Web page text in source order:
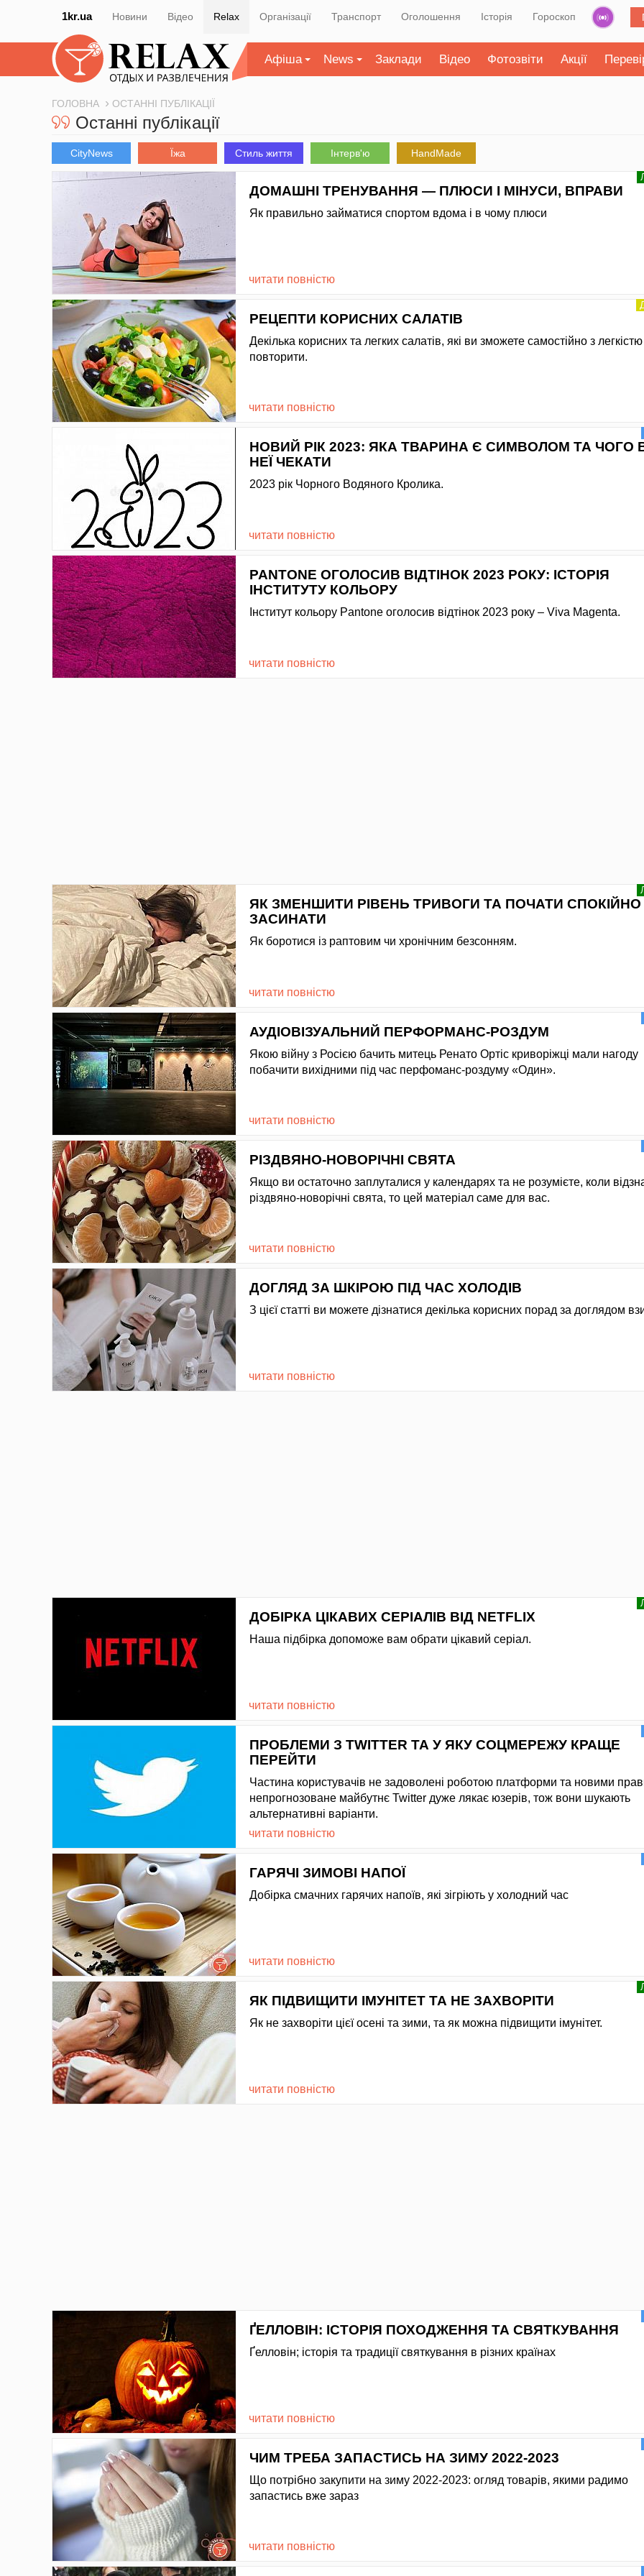
1kr.ua Новини Відео Relax Організації Транспорт Оголошення Історія Гороскоп
Афіша News Заклади Відео Фотозвіти Акції
ГОЛОВНА ОСТАННІ ПУБЛІКАЦІЇ
Останні публікації
CityNews Їжа Стиль життя Інтерв'ю HandMade
ДОМАШНІ ТРЕНУВАННЯ — ПЛЮСИ І МІНУСИ, ВПРАВИ
Як правильно займатися спортом вдома і в чому плюси
читати повністю
РЕЦЕПТИ КОРИСНИХ САЛАТІВ
Декілька корисних та легких салатів, які ви зможете самостійно з легкістю
повторити.
читати повністю
НОВИЙ РІК 2023: ЯКА ТВАРИНА Є СИМВОЛОМ ТА ЧОГО
НЕЇ ЧЕКАТИ
2023 рік Чорного Водяного Кролика.
читати повністю
PANTONE ОГОЛОСИВ ВІДТІНОК 2023 РОКУ: ІСТОРІЯ
ІНСТИТУТУ КОЛЬОРУ
Інститут кольору Pantone оголосив відтінок 2023 року – Viva Magenta.
читати повністю
ЯК ЗМЕНШИТИ РІВЕНЬ ТРИВОГИ ТА ПОЧАТИ СПОКІЙНО
ЗАСИНАТИ
Як боротися із раптовим чи хронічним безсонням.
читати повністю
АУДІОВІЗУАЛЬНИЙ ПЕРФОРМАНС-РОЗДУМ
Якою війну з Росією бачить митець Ренато Ортіс криворіжці мали нагоду
побачити вихідними під час перфоманс-роздуму «Один».
читати повністю
РІЗДВЯНО-НОВОРІЧНІ СВЯТА
Якщо ви остаточно заплуталися у календарях та не розумієте, коли
різдвяно-новорічні свята, то цей матеріал саме для вас.
читати повністю
ДОГЛЯД ЗА ШКІРОЮ ПІД ЧАС ХОЛОДІВ
З цієї статті ви можете дізнатися декілька корисних порад за доглядом
читати повністю
ДОБІРКА ЦІКАВИХ СЕРІАЛІВ ВІД NETFLIX
Наша підбірка допоможе вам обрати цікавий серіал.
читати повністю
ПРОБЛЕМИ З TWITTER ТА У ЯКУ СОЦМЕРЕЖУ КРАЩЕ
ПЕРЕЙТИ
Частина користувачів не задоволені роботою платформи та новими
непрогнозоване майбутнє Twitter дуже лякає юзерів, тож вони шукають
альтернативні варіанти.
читати повністю
ГАРЯЧІ ЗИМОВІ НАПОЇ
Добірка смачних гарячих напоїв, які зігріють у холодний час
читати повністю
ЯК ПІДВИЩИТИ ІМУНІТЕТ ТА НЕ ЗАХВОРІТИ
Як не захворіти цієї осені та зими, та як можна підвищити імунітет.
читати повністю
ҐЕЛЛОВІН: ІСТОРІЯ ПОХОДЖЕННЯ ТА СВЯТКУВАННЯ
Ґелловін; історія та традиції святкування в різних країнах
читати повністю
ЧИМ ТРЕБА ЗАПАСТИСЬ НА ЗИМУ 2022-2023
Що потрібно закупити на зиму 2022-2023: огляд товарів, якими радимо
запастись вже зараз
читати повністю